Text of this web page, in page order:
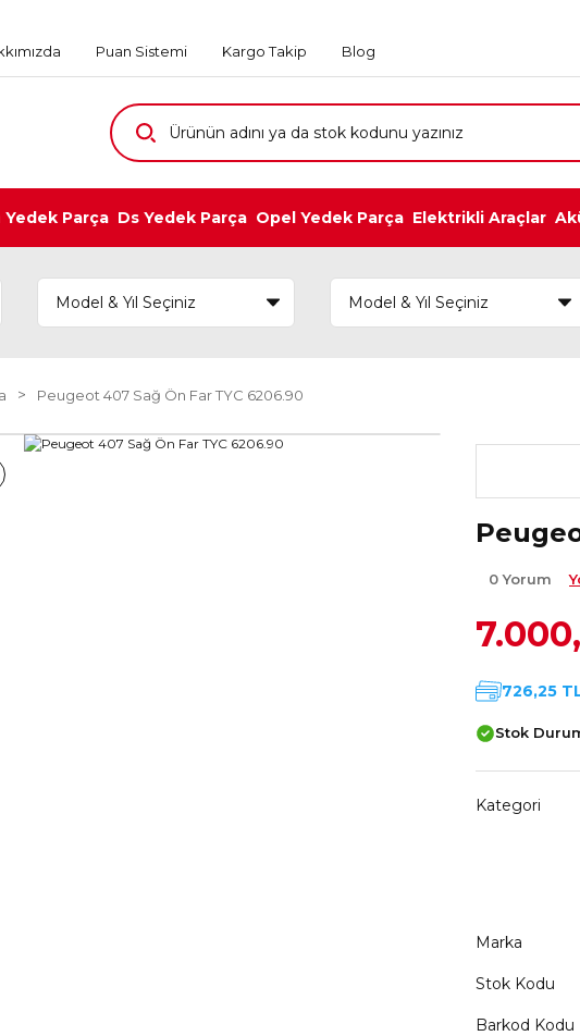
Puan Sistemi Kargo Takip Blog
Parça Ds Yedek Parça Opel Yedek Parça Elektrikli Araçlar
Peugeot 407 Sağ Ön Far TYC 6206.90
0 Yorum
726,25
Stok
Kategori
Marka
Stok Kodu
Barkod Kodu